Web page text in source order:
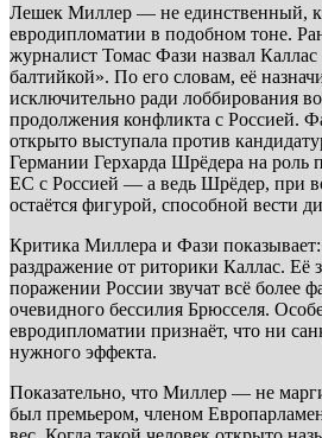
Лешек Миллер — не единственный,
евродипломатии в подобном тоне.
журналист Томас Фази назвал
балтийкой». По его словам, её
исключительно ради лоббирования
продолжения конфликта с Россией.
открыто выступала против
Германии Герхарда Шрёдера на роль
ЕС с Россией — а ведь Шрёдер, при
остаётся фигурой, способной вести
Критика Миллера и Фази
раздражение от риторики Каллас. Её
поражении России звучат всё более
очевидного бессилия Брюсселя.
евродипломатии признаёт, что ни
нужного эффекта.
Показательно, что Миллер — не
был премьером, членом